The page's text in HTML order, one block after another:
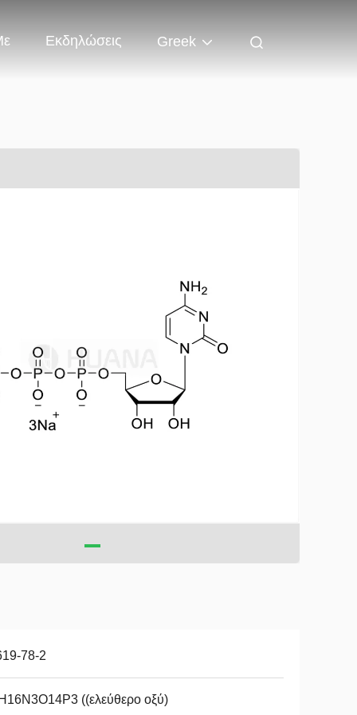
Εκδηλώσεις Greek
78-2
((ελεύθερο οξύ)